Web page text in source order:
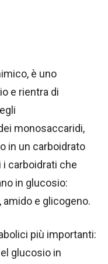
è uno
e rientra di
monosaccaridi,
in un carboidrato
carboidrati che
in glucosio:
e glicogeno.
più importanti:
glucosio in